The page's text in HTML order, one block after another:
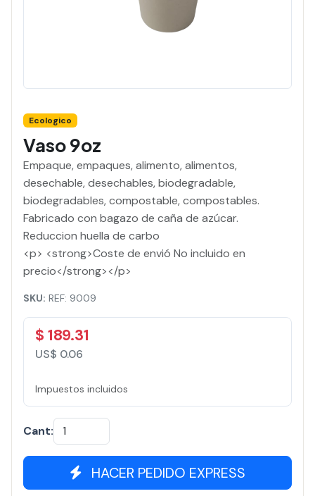
Ecologico
Vaso 9oz
Empaque, empaques, alimento, alimentos,
desechable, desechables, biodegradable,
biodegradables, compostable, compostables.
Fabricado con bagazo de caña de azúcar.
Reduccion huella de carbo
<p> <strong>Coste de envió No incluido en
precio</strong></p>
SKU: REF: 9009
$ 189.31
US$ 0.06
Impuestos incluidos
Cant:
HACER PEDIDO EXPRESS